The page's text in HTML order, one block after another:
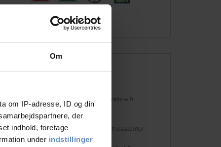
Om
om IP-adresse, ID og din
der
indhold, foretage
under indstillinger
Faciliteter
velkomne
Gratis wifi
Basketball Fitnesscenter